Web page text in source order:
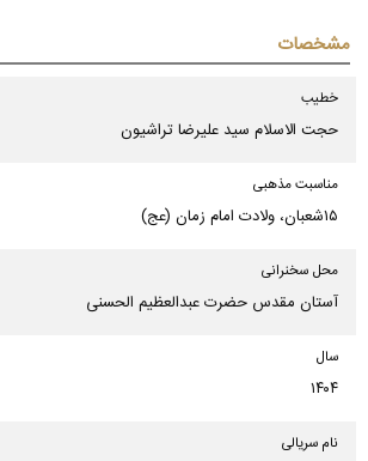
مشخصات
خطیب
حجت الاسلام سید علیرضا تراشیون
مناسبت مذهبی
۱۵شعبان، ولادت امام زمان (عج)
محل سخنرانی
آستان مقدس حضرت عبدالعظیم الحسنی
سال
۱۴۰۴
نام سریالی